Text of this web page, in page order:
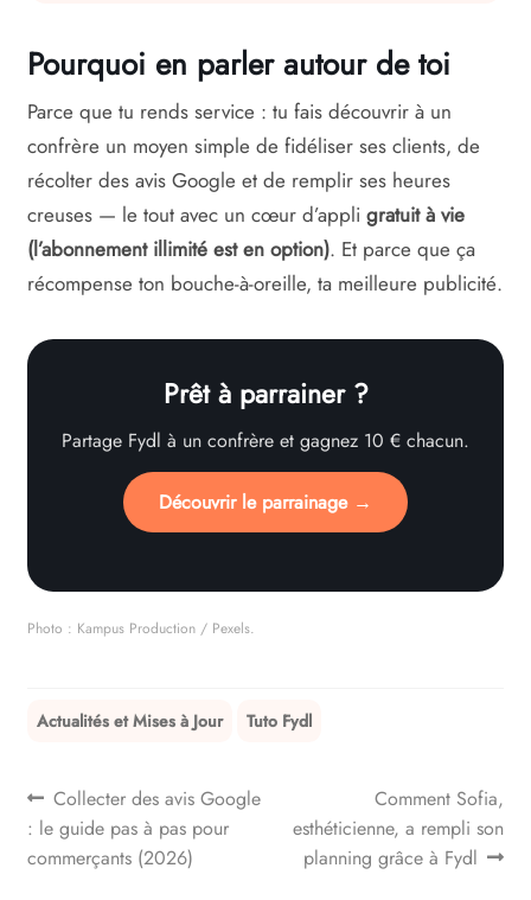
Pourquoi en parler autour de toi
Parce que tu rends service : tu fais découvrir à un
confrère un moyen simple de fidéliser ses clients, de
récolter des avis Google et de remplir ses heures
creuses — le tout avec un cœur d’appli gratuit à vie
(l’abonnement illimité est en option). Et parce que ça
récompense ton bouche-à-oreille, ta meilleure publicité.
Prêt à parrainer ?
Partage Fydl à un confrère et gagnez 10 € chacun.
Découvrir le parrainage →
Photo : Kampus Production / Pexels.
Actualités et Mises à Jour Tuto Fydl
Navigation
de
Previous
post:
Collecter des avis Google
: le guide pas à pas pour
commerçants (2026)
Next
post:
Comment Sofia,
esthéticienne, a rempli son
planning grâce à Fydl